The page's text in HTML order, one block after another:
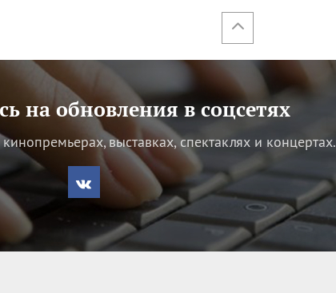
на обновления в соцсетях
выставках, спектаклях и концертах.